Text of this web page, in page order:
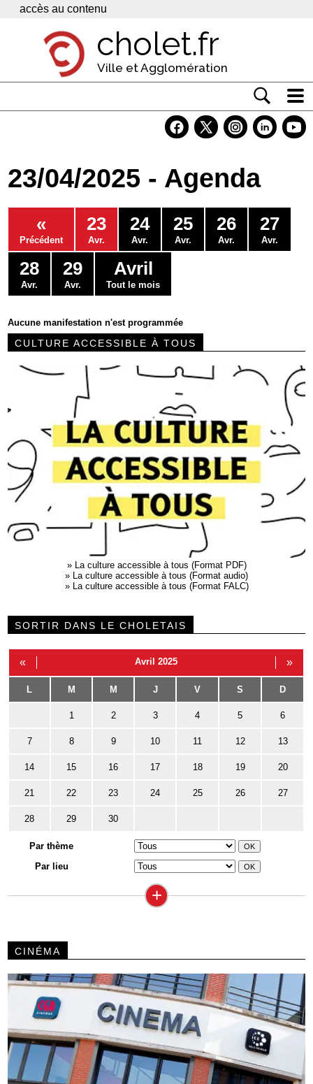
Panneau de gestion des cookies
accès au contenu
cholet.fr
Ville et Agglomération
Economie
Services
Contacts
23/04/2025 - Agenda
«
Précédent
23
Avr.
24
Avr.
25
Avr.
26
Avr.
27
Avr.
28
Avr.
29
Avr.
Avril
Tout le mois
Aucune manifestation n'est programmée
CULTURE ACCESSIBLE À TOUS
»
La culture accessible à tous (Format PDF)
»
La culture accessible à tous (Format audio)
»
La culture accessible à tous (Format FALC)
SORTIR DANS LE CHOLETAIS
« Avril 2025 »
L M M J V S D
1 2 3 4 5 6
7 8 9 10 11 12 13
14 15 16 17 18 19 20
21 22 23 24 25 26 27
28 29 30
Par thème
Par lieu
+
CINÉMA